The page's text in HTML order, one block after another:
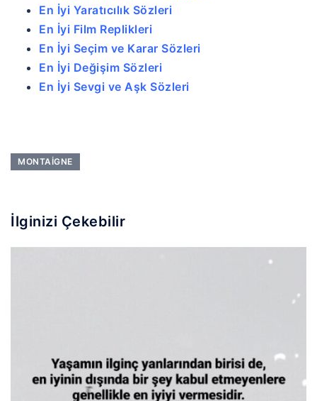
En İyi Yaratıcılık Sözleri
En İyi Film Replikleri
En İyi Seçim ve Karar Sözleri
En İyi Değişim Sözleri
En İyi Sevgi ve Aşk Sözleri
MONTAIGNE
İlginizi Çekebilir